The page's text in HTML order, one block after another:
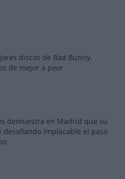
discos de Bad Bunny,
de mejor a peor
demuestra en Madrid que su
desafiando implacable el paso